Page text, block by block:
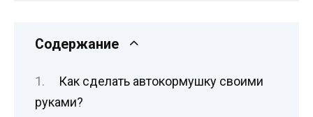
Содержание
Как сделать автокормушку своими
руками?